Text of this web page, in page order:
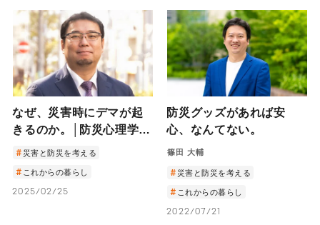
なぜ、災害時にデマが起
きるのか。│防災心理学・
木村玲欧教授「善意のリ
命を奪うかもしれない」
災害と防災を考える
これからの暮らし
2025/02/25
防災グッズがあれば安
心、なんてない。
篠田 大輔
災害と防災を考える
これからの暮らし
2022/07/21